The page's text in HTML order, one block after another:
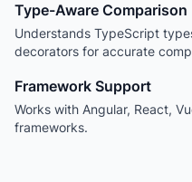
Type-Aware Comparison
Understands TypeScript
decorators for accurate
Framework Support
Works with Angular, React,
frameworks.